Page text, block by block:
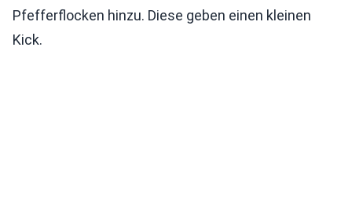
Pfefferflocken hinzu. Diese geben einen kleinen
Kick.